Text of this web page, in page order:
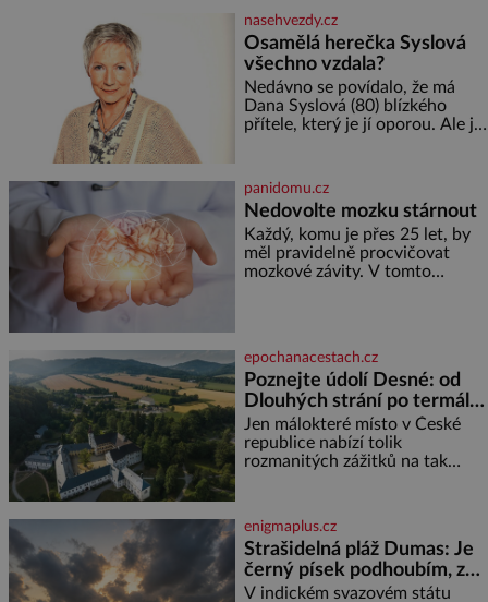
soustředění i odpočinek a
reaguje na každou etapu života
a specifické potřeby dítěte. Pro
nejmenší je klíčová
jednoduchost, měkkost a
bezpečí, proto by pokoj
miminka měl působit především
nasehvezdy.cz
Osamělá herečka Syslová
všechno vzdala?
Nedávno se povídalo, že má
Dana Syslová (80) blízkého
přítele, který je jí oporou. Ale je
častěji mluví o svém odchodu.
Dohnala ji snad samota? Půs
panidomu.cz
Nedovolte mozku stárnout
Každý, komu je přes 25 let, by
měl pravidelně procvičovat
mozkové závity. V tomto
marně v paměti lovíte název
knížky, kterou jste nedávno
přečetli. Je to opravdu tak, s
věkem jako kdyby se paměť
rozhodla stávkovat. Cvičte
epochanacestach.cz
Poznejte údolí Desné: od
Dlouhých strání po termální
prameny
Jen málokteré místo v České
republice nabízí tolik
rozmanitých zážitků na tak
jediného dne můžete
nahlédnout do útrob jedné z
nejvýznamnějších vodních
elektráren v Evropě, vydat se na
horské hřebeny, projet se na
enigmaplus.cz
Strašidelná pláž Dumas: Je
černý písek podhoubím, ze
kterého roste zlo?
V indickém svazovém státu